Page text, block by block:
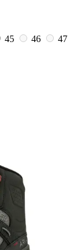
45 46
47